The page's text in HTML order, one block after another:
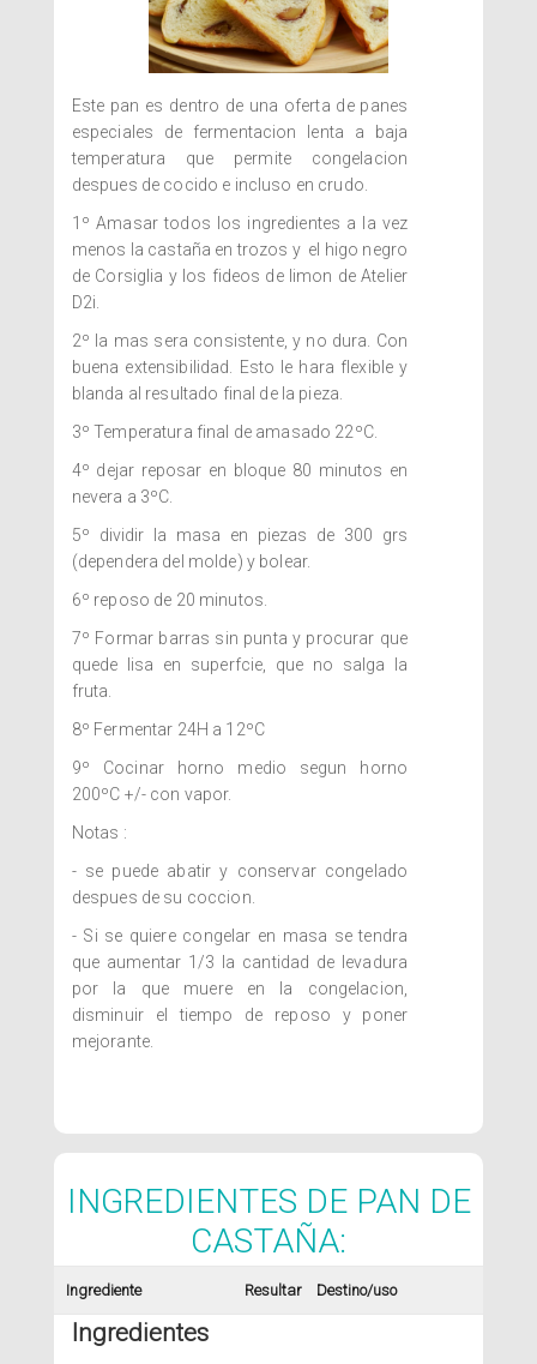
Este pan es dentro de una oferta de panes
especiales de fermentacion lenta a baja
temperatura que permite congelacion
despues de cocido e incluso en crudo.
1º Amasar todos los ingredientes a la vez
menos la castaña en trozos y el higo negro
de Corsiglia y los fideos de limon de Atelier
D2i.
2º la mas sera consistente, y no dura. Con
buena extensibilidad. Esto le hara flexible y
blanda al resultado final de la pieza.
3º Temperatura final de amasado 22ºC.
4º dejar reposar en bloque 80 minutos en
nevera a 3ºC.
5º dividir la masa en piezas de 300 grs
(dependera del molde) y bolear.
6º reposo de 20 minutos.
7º Formar barras sin punta y procurar que
quede lisa en superfcie, que no salga la
fruta.
8º Fermentar 24H a 12ºC
9º Cocinar horno medio segun horno
200ºC +/- con vapor.
Notas :
- se puede abatir y conservar congelado
despues de su coccion.
- Si se quiere congelar en masa se tendra
que aumentar 1/3 la cantidad de levadura
por la que muere en la congelacion,
disminuir el tiempo de reposo y poner
mejorante.
INGREDIENTES DE PAN DE
CASTAÑA:
Ingrediente Resultar Destino/uso
Ingredientes